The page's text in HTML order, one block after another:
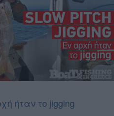
SHOW 2025
ήταν το jigging